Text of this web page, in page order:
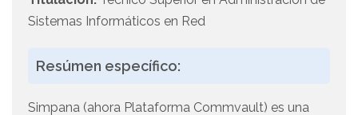
Sistemas Informáticos en Red
Resúmen específico:
Simpana (ahora Plataforma Commvault) es una